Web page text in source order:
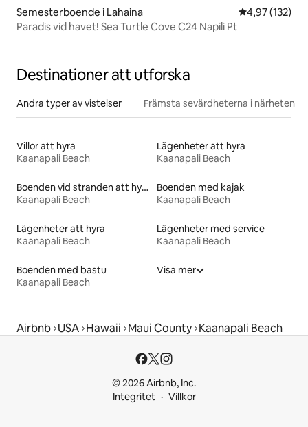
Semesterboende i Lahaina 4,97 av 5 i
4,97 (132)
Paradis vid havet! Sea Turtle Cove C24 Napili Pt
Destinationer att utforska
Andra typer av vistelser Främsta sevärdheterna i närheten
Villor att hyra
Kaanapali Beach
Lägenheter att hyra
Kaanapali Beach
Boenden vid stranden att hyra
Kaanapali Beach
Boenden med kajak
Kaanapali Beach
Lägenheter att hyra
Kaanapali Beach
Lägenheter med service
Kaanapali Beach
Boenden med bastu
Kaanapali Beach
Visa mer
Airbnb USA Hawaii Maui County Kaanapali Beach
© 2026 Airbnb, Inc.
Integritet
Villkor